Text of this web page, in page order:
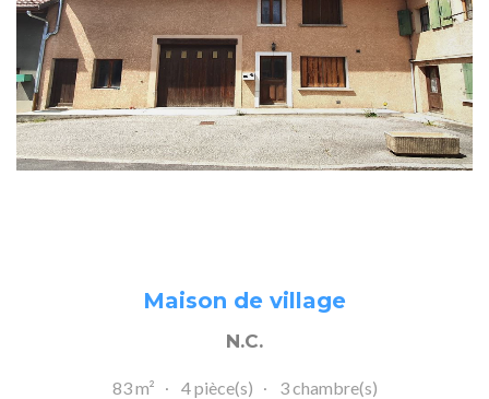
Maison de village
N.C.
83 m² 4 pièce(s)
3 chambre(s)